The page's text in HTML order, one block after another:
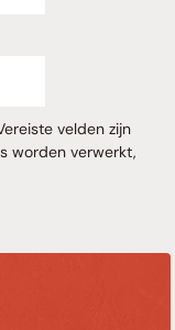
velden zijn
worden verwerkt,